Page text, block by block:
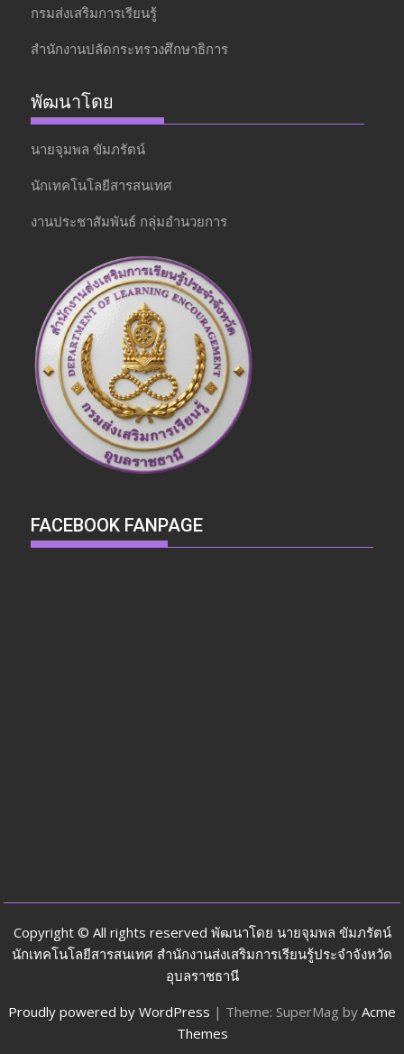
กรมส่งเสริมการเรียนรู้
สำนักงานปลัดกระทรวงศึกษาธิการ
พัฒนาโดย
นายจุมพล ขัมภรัตน์
นักเทคโนโลยีสารสนเทศ
งานประชาสัมพันธ์ กลุ่มอำนวยการ
FACEBOOK FANPAGE
Copyright © All rights reserved พัฒนาโดย นายจุมพล ขัมภรัตน์
นักเทคโนโลยีสารสนเทศ สำนักงานส่งเสริมการเรียนรู้ประจำจังหวัด
อุบลราชธานี
Proudly powered by WordPress | Theme: SuperMag by Acme
Themes